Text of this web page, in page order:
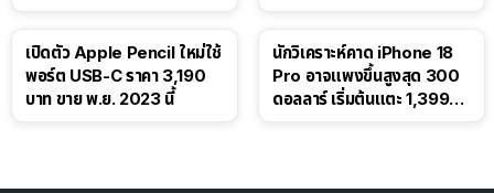
เปิดตัว Apple Pencil ใหม่ใช้
พอร์ต USB-C ราคา 3,190
บาท ขาย พ.ย. 2023 นี้
นักวิเคราะห์คาด iPhone 18
Pro อาจแพงขึ้นสูงสุด 300
ดอลลาร์ เริ่มต้นแตะ 1,399